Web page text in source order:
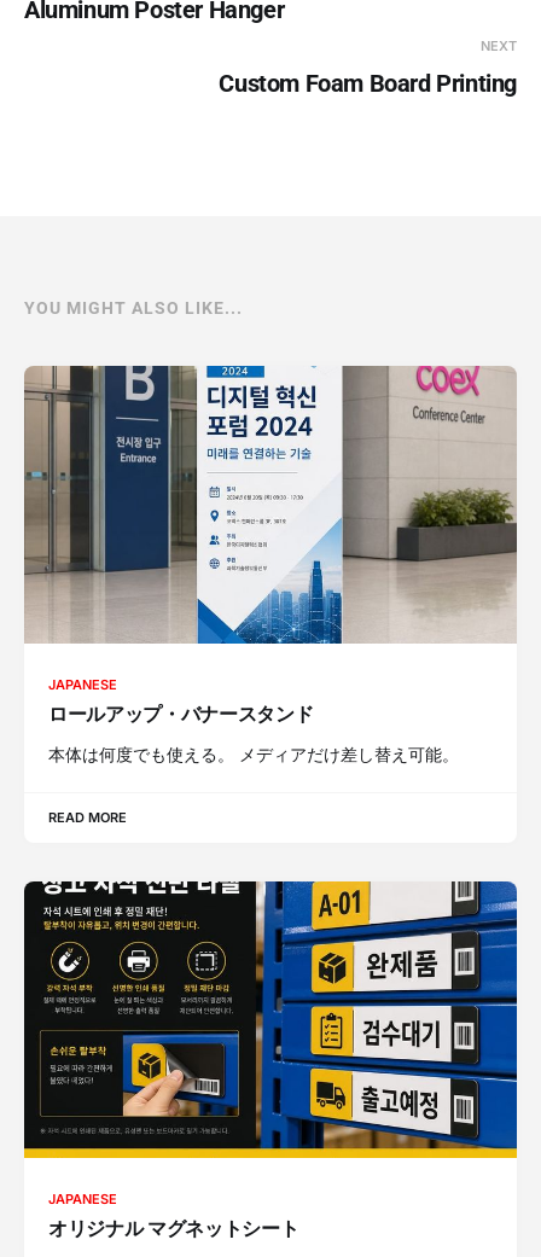
Aluminum Poster Hanger
NEXT
Custom Foam Board Printing
YOU MIGHT ALSO LIKE...
JAPANESE
ロールアップ・バナースタンド
本体は何度でも使える。 メディアだけ差し替え可能。
READ MORE
JAPANESE
オリジナル マグネットシート